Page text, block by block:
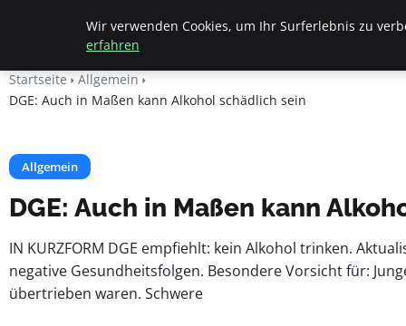
Beyond Surface
Startseite
Allgemein
DGE: Auch in Maßen kann Alkohol schädlich sein
Allgemein
DGE: Auch in Maßen kann
IN KURZFORM DGE empfiehlt: kein Alkohol trinken.
negative Gesundheitsfolgen. Besondere Vorsicht für:
übertrieben waren. Schwere
Wir verwenden Cookies, um Ihr Surferlebnis zu
erfahren